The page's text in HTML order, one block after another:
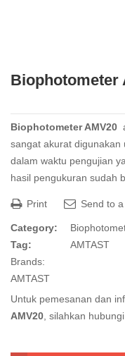
Biophotometer
Biophotometer AMV20
sangat akurat digunakan
dalam waktu pengujian
hasil pengukuran sudah
Print Send to
Category:
Tag:
AMTAST
Brands:
AMTAST
Untuk pemesanan dan
AMV20 , silahkan